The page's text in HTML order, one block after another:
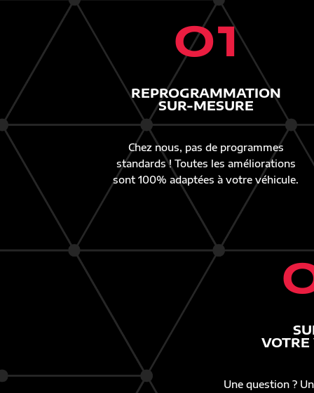
01
REPROGRAMMATION
SUR-MESURE
Chez nous, pas de programmes
standards ! Toutes les améliorations
sont 100% adaptées à votre véhicule.
Une question ?